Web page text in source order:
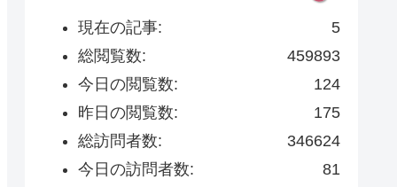
5
現在の記事:
459893
総閲覧数:
124
今日の閲覧数:
175
昨日の閲覧数:
346624
総訪問者数:
81
今日の訪問者数: